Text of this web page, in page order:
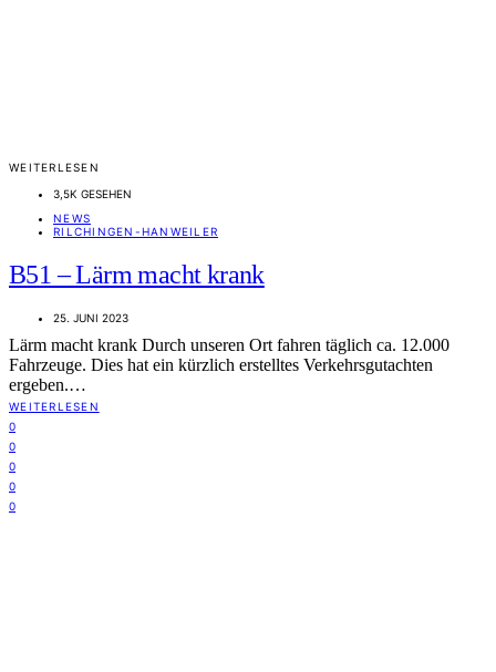
WEITERLESEN
3,5K GESEHEN
NEWS
RILCHINGEN-HANWEILER
B51 – Lärm macht krank
25. JUNI 2023
Lärm macht krank Durch unseren Ort fahren täglich ca. 12.000
Fahrzeuge. Dies hat ein kürzlich erstelltes Verkehrsgutachten
ergeben.…
WEITERLESEN
0
0
0
0
0